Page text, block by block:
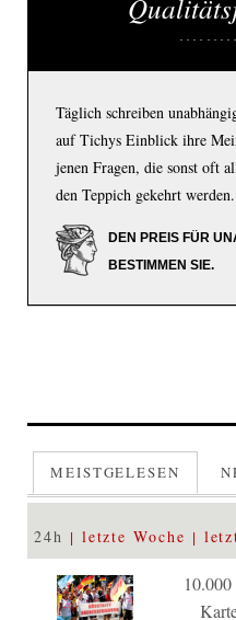
Täglich schreiben
auf Tichys Einblick ihre
jenen Fragen, die sonst oft
den Teppich gekehrt werden.
DEN PREIS FÜR
BESTIMMEN SIE.
MEISTGELESEN
24h letzte Woche